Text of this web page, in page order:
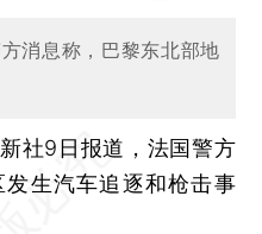
消息称，巴黎东北部地
9日报道，法国警方
生汽车追逐和枪击事